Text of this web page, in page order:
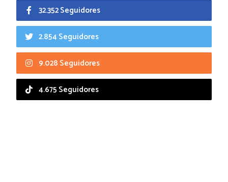
32.352 Seguidores
2.854 Seguidores
9.028 Seguidores
4.675 Seguidores